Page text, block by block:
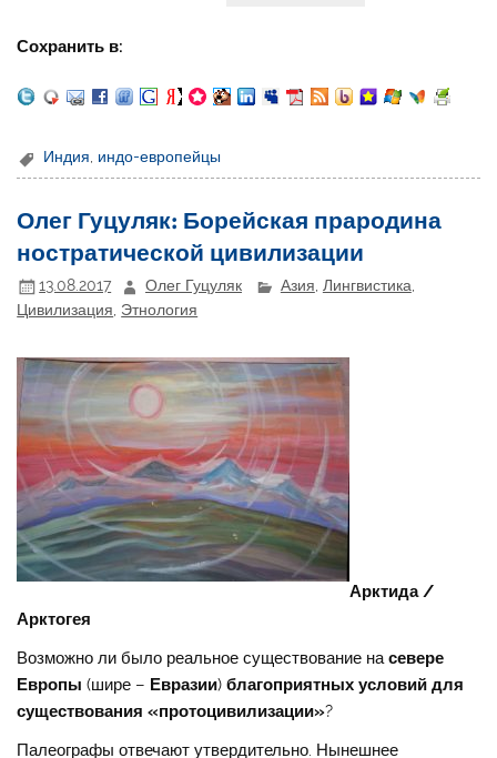
Сохранить в:
Индия, индо-европейцы
Олег Гуцуляк: Борейская прародина
ностратической цивилизации
13.08.2017 Олег Гуцуляк Азия, Лингвистика,
Цивилизация Этнология
Арктида /
Арктогея
Возможно ли было реальное существование насевере
Европы (шире – Евразии)благоприятных условий для
существования«протоцивилизации»?
Палеографы отвечают утвердительно. Нынешнее